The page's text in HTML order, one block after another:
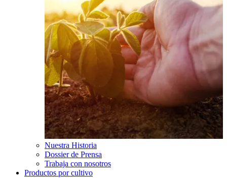
Nuestra Historia
Dossier de Prensa
Trabaja con nosotros
Productos por cultivo